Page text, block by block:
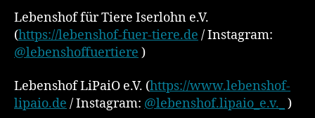
Lebenshof für Tiere Iserlohn e.V.
(https://lebenshof-fuer-tiere.de / Instagram:
@lebenshoffuertiere )
Lebenshof LiPaiO e.V. (https://www.lebenshof-
lipaio.de / Instagram: @lebenshof.lipaio_e.v._ )